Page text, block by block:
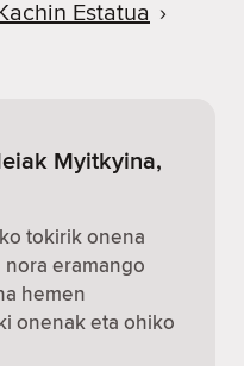
Kachin Estatua ›
Myitkyina,
tokirik onena
eramango
hemen
onenak eta ohiko